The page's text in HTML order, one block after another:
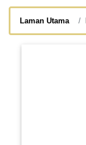
Laman Utama